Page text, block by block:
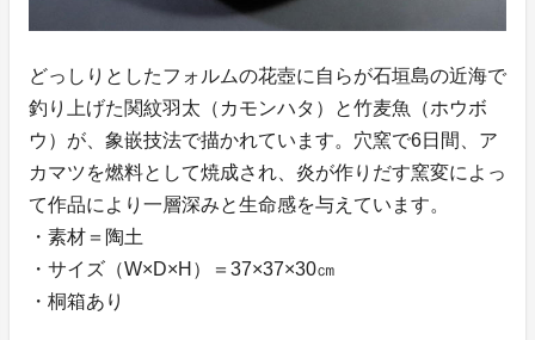
どっしりとしたフォルムの花壺に自らが石垣島の近海で
釣り上げた関紋羽太（カモンハタ）と竹麦魚（ホウボ
ウ）が、象嵌技法で描かれています。穴窯で6日間、ア
カマツを燃料として焼成され、炎が作りだす窯変によっ
て作品により一層深みと生命感を与えています。
・素材＝陶土
・サイズ（W×D×H）＝37×37×30㎝
・桐箱あり